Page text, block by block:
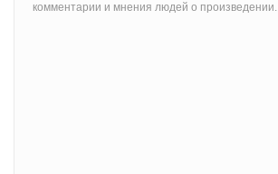
комментарии и мнения людей о произведении.